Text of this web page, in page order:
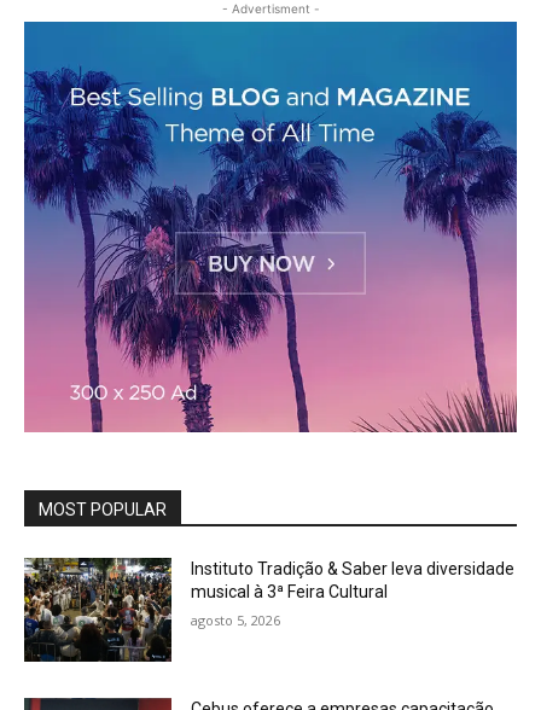
- Advertisment -
MOST POPULAR
Instituto Tradição & Saber leva diversidade
musical à 3ª Feira Cultural
agosto 5, 2026